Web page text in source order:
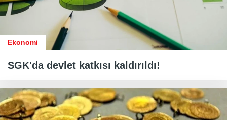
Ekonomi
SGK'da devlet katkısı kaldırıldı!